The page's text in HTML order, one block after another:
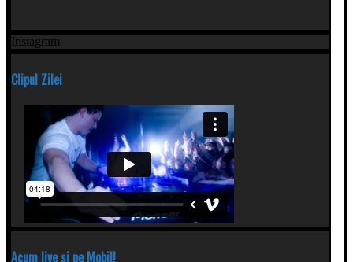
Instagram
Clipul Zilei
Acum live si pe Mobil!